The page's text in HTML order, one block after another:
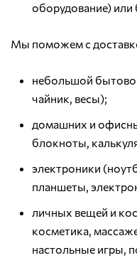
оборудование) или
Мы поможем с
небольшой
чайник, весы);
домашних и
блокноты,
электроники
планшеты,
личных вещей и
косметика,
настольные игры,